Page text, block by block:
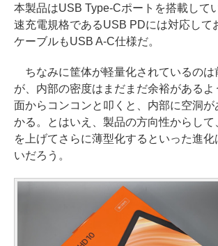
本製品はUSB Type-Cポートを搭載して
速充電規格であるUSB PDには対応して
ケーブルもUSB A-C仕様だ。
ちなみに筐体が軽量化されているのは
が、内部の密度はまだまだ余裕がある
面からコンコンと叩くと、内部に空洞が
かる。とはいえ、製品の方向性からして
を上げてさらに薄型化するといった進
いだろう。